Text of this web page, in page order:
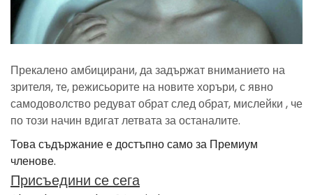
Прекалено амбицирани, да задържат вниманието на
зрителя, те, режисьорите на новите хоръри, с явно
самодоволство редуват обрат след обрат, мислейки , че
по този начин вдигат летвата за останалите.
Това съдържание е достъпно само за Премиум
членове.
Присъедини се сега